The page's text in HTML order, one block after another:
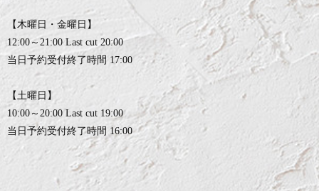
【木曜日・金曜日】
12:00～21:00 Last cut 20:00
当日予約受付終了時間 17:00
【土曜日】
10:00～20:00 Last cut 19:00
当日予約受付終了時間 16:00